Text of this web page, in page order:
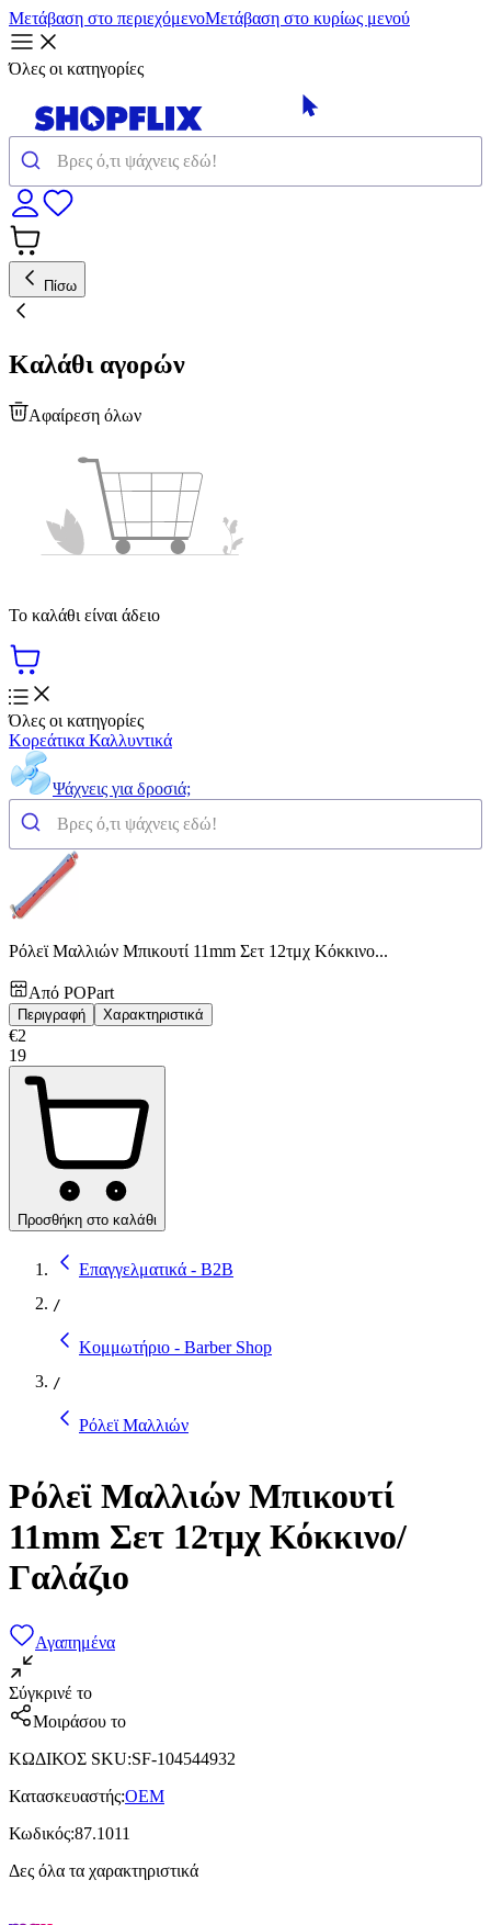
Μετάβαση στο περιεχόμενοΜετάβαση στο κυρίως μενού
Όλες οι κατηγορίες
Πίσω
Καλάθι αγορών
Αφαίρεση όλων
Το καλάθι είναι άδειο
Όλες οι κατηγορίες
Κορεάτικα Καλλυντικά
Ψάχνεις για δροσιά;
Ρόλεϊ Μαλλιών Μπικουτί 11mm Σετ 12τμχ Κόκκινο...
Από POPart
Περιγραφή Χαρακτηριστικά
€2
19
Προσθήκη στο καλάθι
Επαγγελματικά - B2B
/
Κομμωτήριο - Barber Shop
/
Ρόλεϊ Μαλλιών
Ρόλεϊ Μαλλιών Μπικουτί
11mm Σετ 12τμχ Κόκκινο/
Γαλάζιο
Αγαπημένα
Σύγκρινέ το
Μοιράσου το
ΚΩΔΙΚΟΣ SKU:SF-104544932
Κατασκευαστής:OEM
Κωδικός:87.1011
Δες όλα τα χαρακτηριστικά